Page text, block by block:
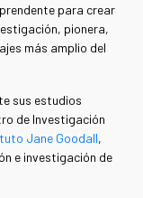
para crear
pionera,
más amplio del
sus estudios
de Investigación
Jane Goodall,
e investigación de